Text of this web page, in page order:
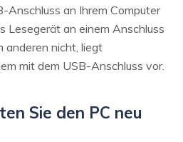
Anschluss an Ihrem Computer
Lesegerät an einem Anschluss
anderen nicht, liegt
mit dem USB-Anschluss vor.
Sie den PC neu